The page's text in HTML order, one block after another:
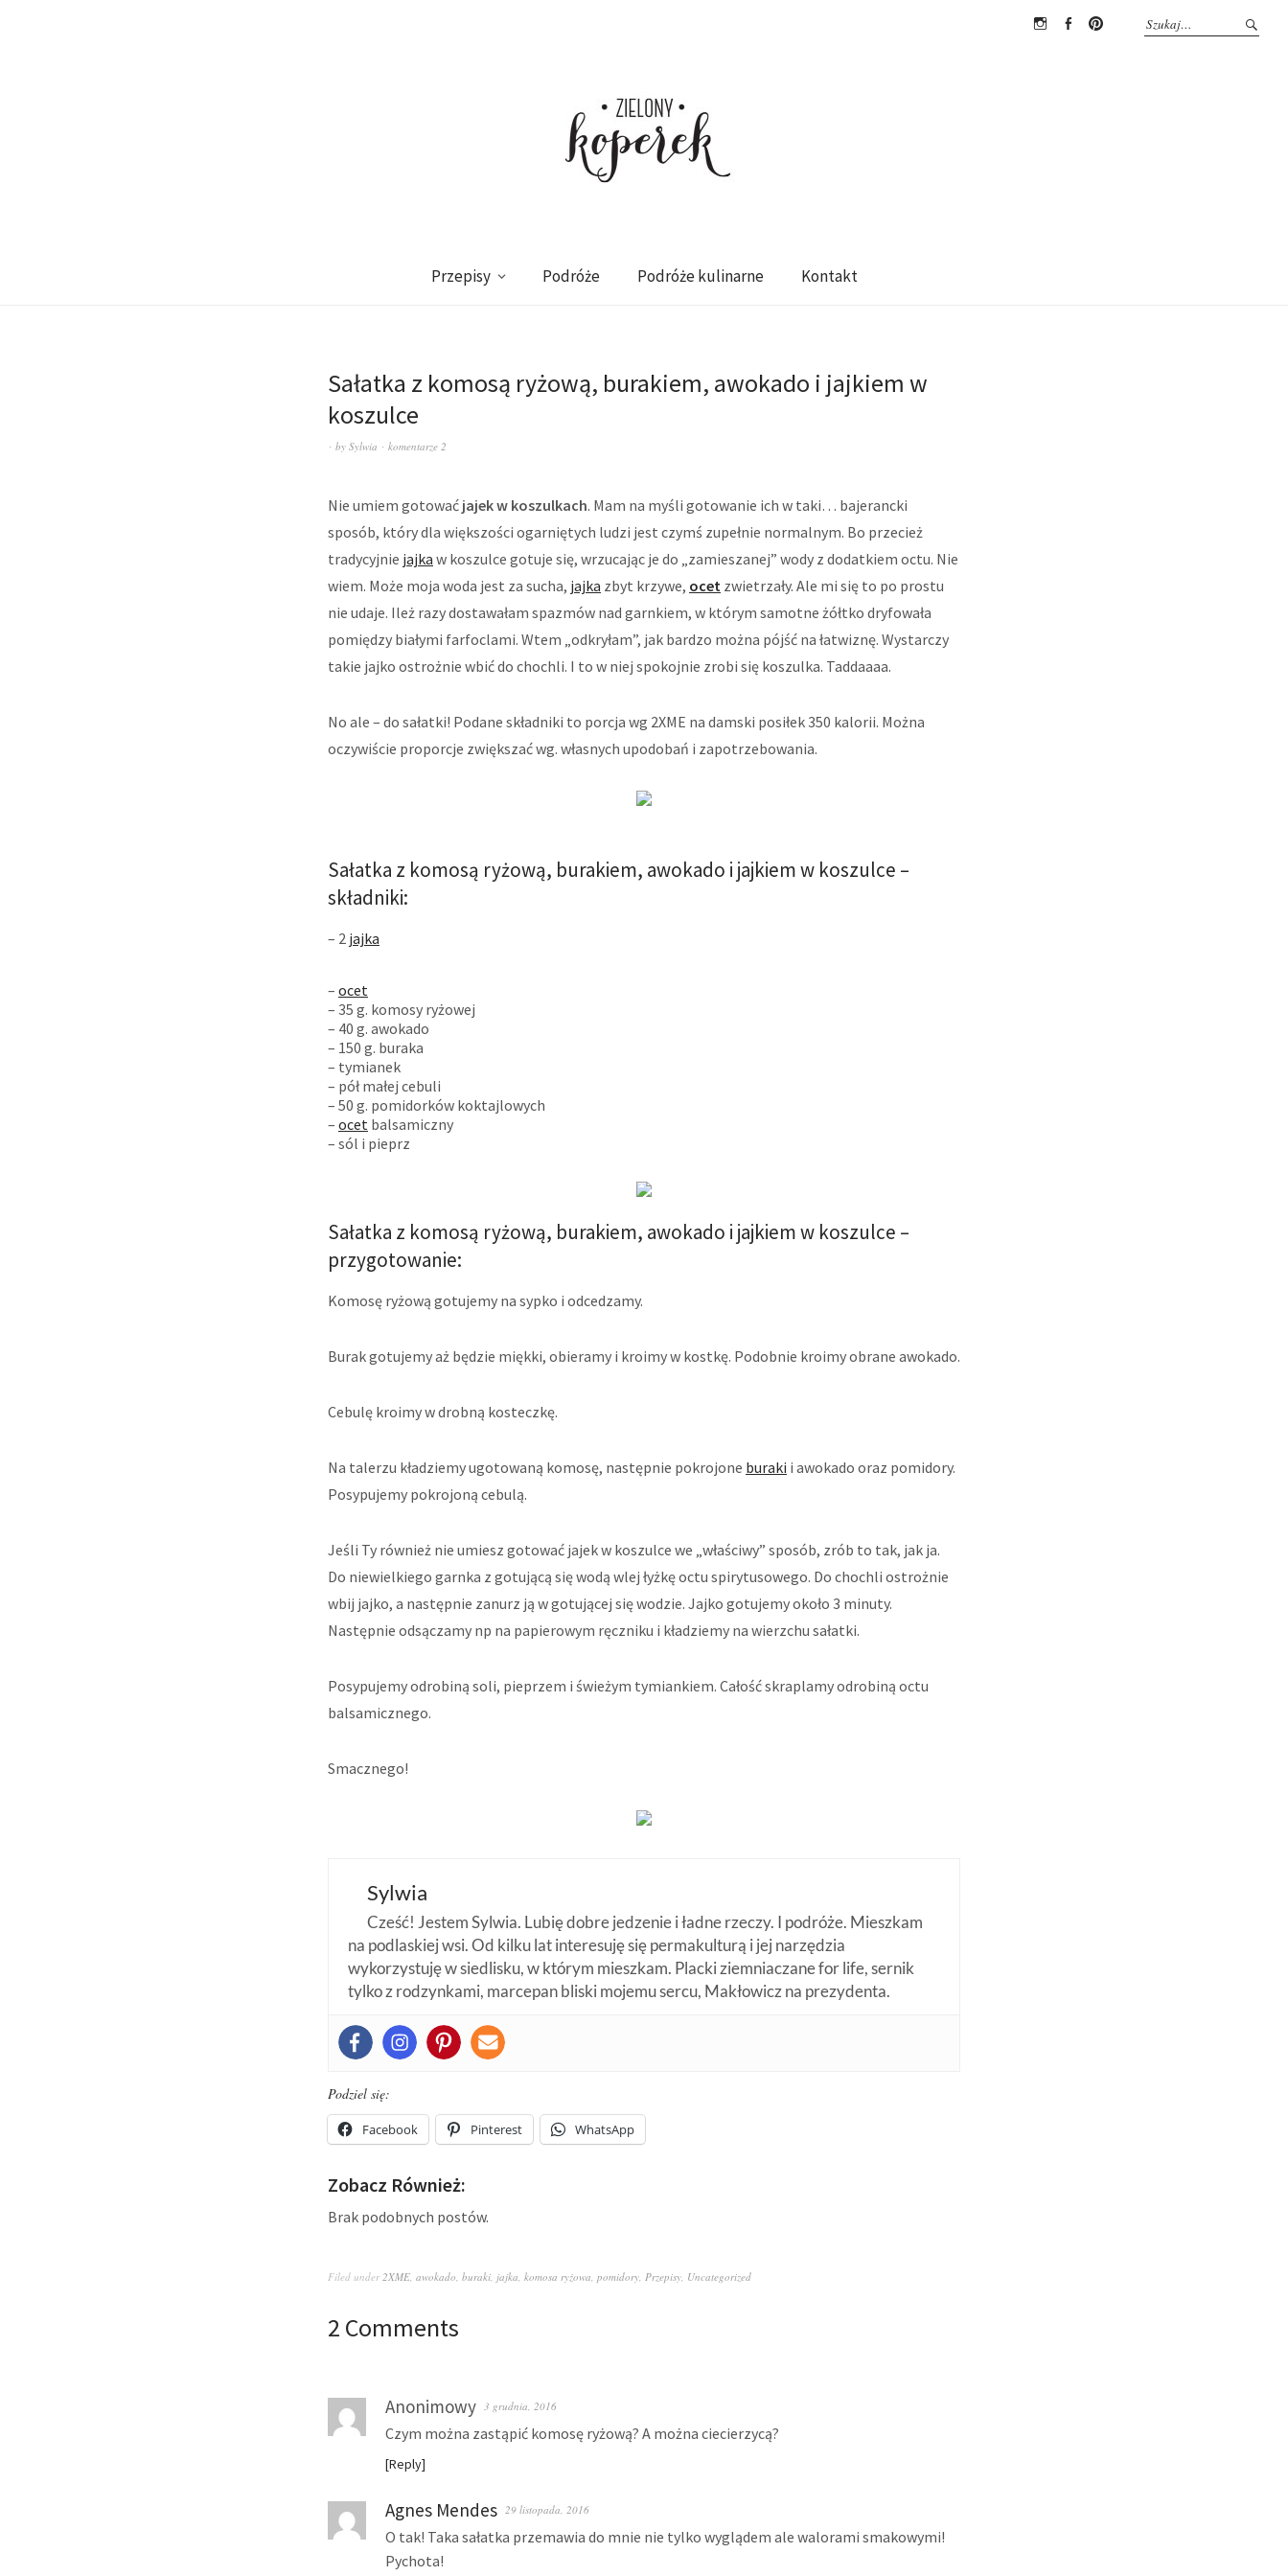
Przepisy Podróże Podróże kulinarne Kontakt
Sałatka z komosą ryżową, burakiem, awokado i jajkiem w
koszulce
by Sylwia komentarze 2
Nie umiem gotować jajek w koszulkach. Mam na myśli gotowanie ich w taki… bajerancki
sposób, który dla większości ogarniętych ludzi jest czymś zupełnie normalnym. Bo przecież
tradycyjnie jajka w koszulce gotuje się, wrzucając je do „zamieszanej” wody z dodatkiem octu. Nie
wiem. Może moja woda jest za sucha, jajka zbyt krzywe, ocet zwietrzały. Ale mi się to po prostu
nie udaje. Ileż razy dostawałam spazmów nad garnkiem, w którym samotne żółtko dryfowała
pomiędzy białymi farfoclami. Wtem „odkryłam”, jak bardzo można pójść na łatwiznę. Wystarczy
takie jajko ostrożnie wbić do chochli. I to w niej spokojnie zrobi się koszulka. Taddaaaa.
No ale – do sałatki! Podane składniki to porcja wg 2XME na damski posiłek 350 kalorii. Można
oczywiście proporcje zwiększać wg. własnych upodobań i zapotrzebowania.
Sałatka z komosą ryżową, burakiem, awokado i jajkiem w koszulce –
składniki:
– 2 jajka
– ocet
– 35 g. komosy ryżowej
– 40 g. awokado
– 150 g. buraka
– tymianek
– pół małej cebuli
– 50 g. pomidorków koktajlowych
– ocet balsamiczny
– sól i pieprz
Sałatka z komosą ryżową, burakiem, awokado i jajkiem w koszulce –
przygotowanie:
Komosę ryżową gotujemy na sypko i odcedzamy.
Burak gotujemy aż będzie miękki, obieramy i kroimy w kostkę. Podobnie kroimy obrane awokado.
Cebulę kroimy w drobną kosteczkę.
Na talerzu kładziemy ugotowaną komosę, następnie pokrojone buraki i awokado oraz pomidory.
Posypujemy pokrojoną cebulą.
Jeśli Ty również nie umiesz gotować jajek w koszulce we „właściwy” sposób, zrób to tak, jak ja.
Do niewielkiego garnka z gotującą się wodą wlej łyżkę octu spirytusowego. Do chochli ostrożnie
wbij jajko, a następnie zanurz ją w gotującej się wodzie. Jajko gotujemy około 3 minuty.
Następnie odsączamy np na papierowym ręczniku i kładziemy na wierzchu sałatki.
Posypujemy odrobiną soli, pieprzem i świeżym tymiankiem. Całość skraplamy odrobiną octu
balsamicznego.
Smacznego!
Sylwia
Cześć! Jestem Sylwia. Lubię dobre jedzenie i ładne rzeczy. I podróże. Mieszkam
na podlaskiej wsi. Od kilku lat interesuję się permakulturą i jej narzędzia
wykorzystuję w siedlisku, w którym mieszkam. Placki ziemniaczane for life, sernik
tylko z rodzynkami, marcepan bliski mojemu sercu, Makłowicz na prezydenta.
Podziel się:
Facebook Pinterest WhatsApp
Zobacz Również:
Brak podobnych postów.
Filed under2XME, awokado, buraki, jajka, komosa ryżowa, pomidory, Przepisy, Uncategorized
2 Comments
Anonimowy 3 grudnia, 2016
Czym można zastąpić komosę ryżową? A można ciecierzycą?
Reply
Agnes Mendes 29 listopada, 2016
O tak! Taka sałatka przemawia do mnie nie tylko wyglądem ale walorami smakowymi!
Pychota!